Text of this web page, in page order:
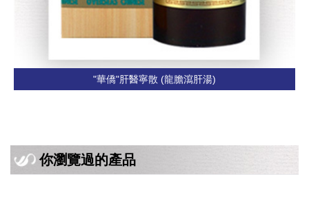
"華僑"肝醫寧散 (龍膽瀉肝湯)
你瀏覽過的產品